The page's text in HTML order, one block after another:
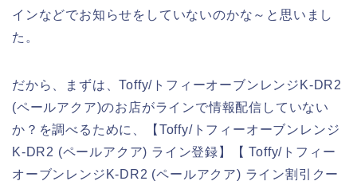
インなどでお知らせをしていないのかな～と思いまし
た。
だから、まずは、Toffy/トフィーオーブンレンジK-DR2
(ペールアクア)のお店がラインで情報配信していない
か？を調べるために、【Toffy/トフィーオーブンレンジ
K-DR2 (ペールアクア) ライン登録】【 Toffy/トフィー
オーブンレンジK-DR2 (ペールアクア) ライン割引クー